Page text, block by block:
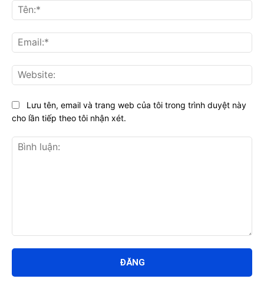
luận:
Lưu tên, email và trang web của tôi trong trình duyệt này
cho lần tiếp theo tôi nhận xét.